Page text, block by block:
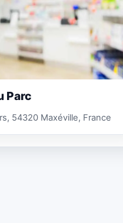
Parc
54320 Maxéville, France